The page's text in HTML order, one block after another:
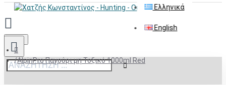
Ελληνικά
English
Menu
AlpinPro Παγούρι μη Τοξικό 1000ml Red